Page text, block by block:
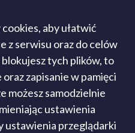
aby ułatwić
z serwisu oraz do celów
tych plików, to
oraz zapisanie w pamięci
możesz samodzielnie
ustawienia
ustawienia przeglądarki